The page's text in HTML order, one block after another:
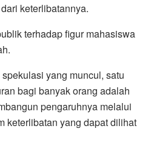
keterlibatannya.
terhadap figur mahasiswa
yang muncul, satu
bagi banyak orang adalah
pengaruhnya melalui
keterlibatan yang dapat dilihat